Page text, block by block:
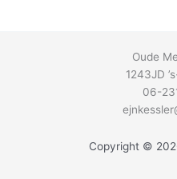
Oude
1243JD
06-
Copyright ©